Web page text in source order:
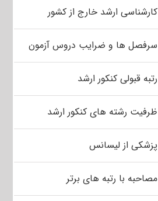
کارشناسی ارشد خارج از کشور
سرفصل ها و ضرایب دروس آزمون
رتبه قبولی کنکور ارشد
ظرفیت رشته های کنکور ارشد
پزشکی از لیسانس
مصاحبه با رتبه های برتر